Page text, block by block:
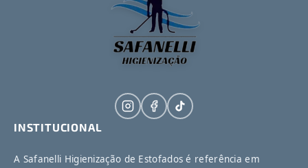
INSTITUCIONAL
A Safanelli Higienização de Estofados é referência em